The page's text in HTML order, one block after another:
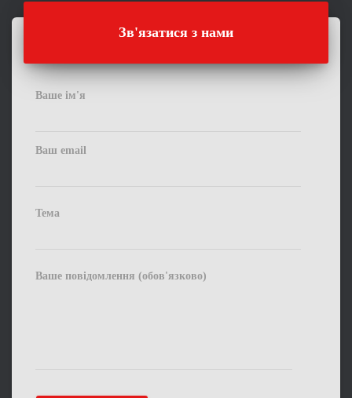
Зв'язатися з нами
Ваше ім'я
Ваш email
Тема
Ваше повідомлення (обов'язково)